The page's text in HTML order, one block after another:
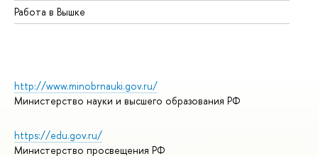
Работа в Вышке
http://www.minobrnauki.gov.ru/
Министерство науки и высшего образования РФ
https://edu.gov.ru/
Министерство просвещения РФ